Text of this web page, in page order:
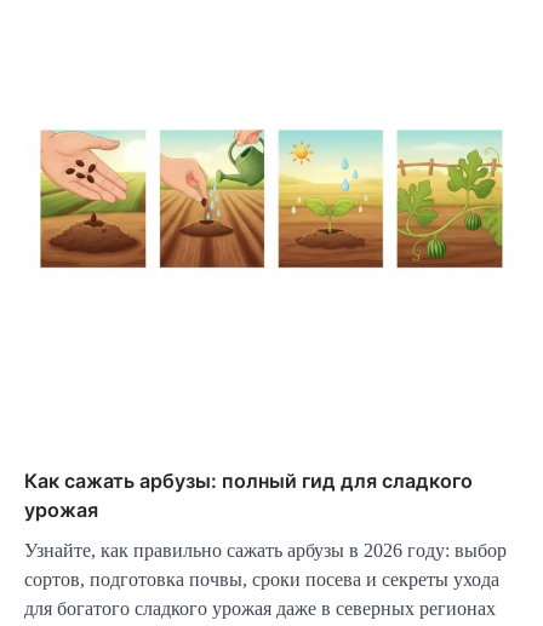
Как сажать арбузы: полный гид для сладкого
урожая
Узнайте, как правильно сажать арбузы в 2026 году: выбор
сортов, подготовка почвы, сроки посева и секреты ухода
для богатого сладкого урожая даже в северных регионах